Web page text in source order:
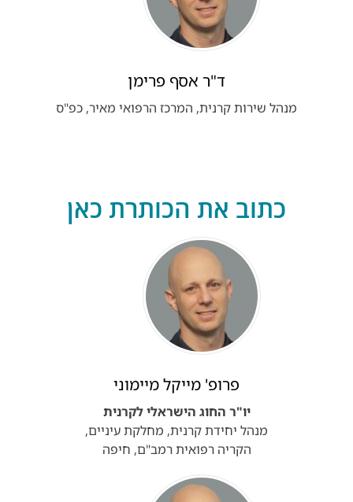
ד"ר אסף פרימן
מנהל שירות קרנית, המרכז הרפואי מאיר, כפ"ס
כתוב את הכותרת כאן
פרופ' מייקל מיימוני
יו"ר החוג הישראלי לקרנית
מנהל יחידת קרנית, מחלקת עיניים,
הקריה רפואית רמב"ם, חיפה